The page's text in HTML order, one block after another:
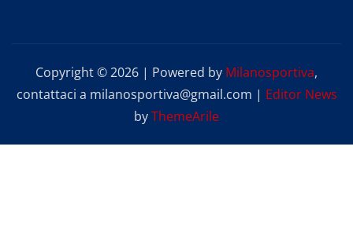
Copyright © 2026 | Powered by Milanosportiva,
contattaci a milanosportiva@gmail.com | Editor News
byThemeArile